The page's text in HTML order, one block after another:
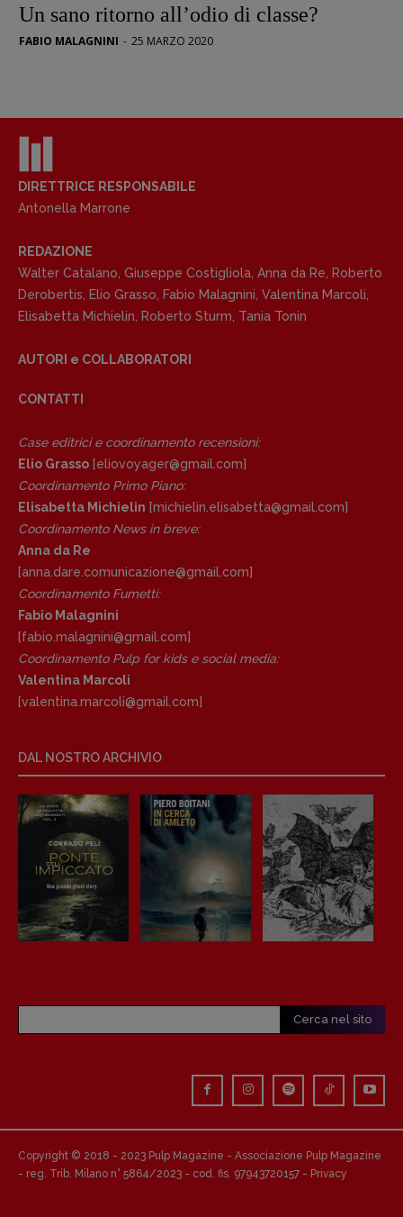
Associazione Pulp Magazine – registrazione
Tribunale Milano n° 5864/2023 – cod. fis.
97943720157 –Privacy
Un sano ritorno all’odio di classe?
FABIO MALAGNINI - 25 MARZO 2020
DIRETTRICE RESPONSABILE
Antonella Marrone
REDAZIONE
Walter Catalano Giuseppe Costigliola Anna da Re Roberto
Derobertis Elio Grasso Fabio Malagnini Valentina Marcoli
Elisabetta Michielin Roberto Sturm Tania Tonin
AUTORI e COLLABORATORI
CONTATTI
Case editrici e coordinamento recensioni:
Elio Grasso [eliovoyager@gmail.com]
Coordinamento Primo Piano:
Elisabetta Michielin [michielin.elisabetta@gmail.com]
Coordinamento News in breve:
Anna da Re
[anna.dare.comunicazione@gmail. com]
Coordinamento Fumetti:
Fabio Malagnini
[fabio.malagnini@gmail. com]
Coordinamento Pulp for kids e social media:
Valentina Marcoli
[valentina.marcoli@gmail. com]
DAL NOSTRO ARCHIVIO
Cerca nel sito
Copyright © 2018 - 2023 Pulp Magazine - Associazione Pulp Magazine
- reg. Trib. Milano n° 5864/2023 - cod. fis. 97943720157 - Privacy